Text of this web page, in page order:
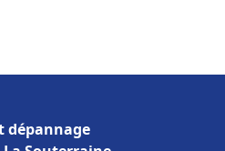
dépannage